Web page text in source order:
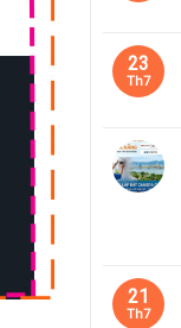
23
Th7
21
Th7